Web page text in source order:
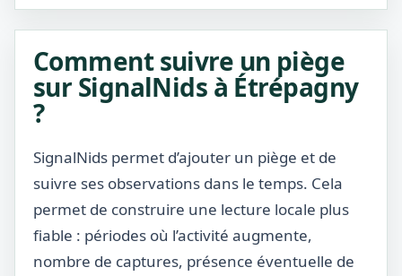
Comment suivre un piège
sur SignalNids à Étrépagny
?
SignalNids permet d’ajouter un piège et de
suivre ses observations dans le temps. Cela
permet de construire une lecture locale plus
fiable : périodes où l’activité augmente,
nombre de captures, présence éventuelle de